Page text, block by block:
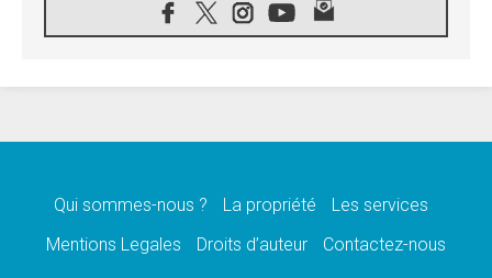
07.08.2026
Philippines: le vicariat apostolique de
07.08.2026
07.08.2026
une signature»
Qui sommes-nous ? La propriété
Les services
Mentions Legales
Droits d’auteur Contactez-nous